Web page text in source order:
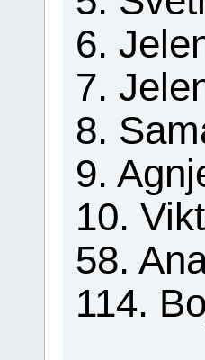
6.
7.
8.
9.
10.
58.
114.